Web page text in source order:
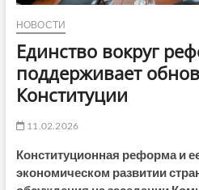
НОВОСТИ
Единство вокруг
поддерживает
Конституции
11.02.2026
Конституционная реформа и
экономическом развитии